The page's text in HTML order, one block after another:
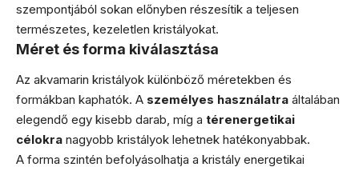
szempontjából sokan előnyben részesítik a teljesen
természetes, kezeletlen kristályokat.
Méret és forma kiválasztása
Az akvamarin kristályok különböző méretekben és
formákban kaphatók. A személyes használatra általában
elegendő egy kisebb darab, míg a térenergetikai
célokra nagyobb kristályok lehetnek hatékonyabbak.
A forma szintén befolyásolhatja a kristály energetikai